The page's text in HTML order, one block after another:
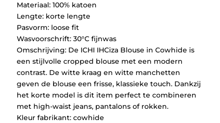
Materiaal: 100% katoen
Lengte: korte lengte
Pasvorm: loose fit
Wasvoorschrift: 30°C fijnwas
Omschrijving: De ICHI IHCiza Blouse in Cowhide is
een stijlvolle cropped blouse met een modern
contrast. De witte kraag en witte manchetten
geven de blouse een frisse, klassieke touch. Dankzij
het korte model is dit item perfect te combineren
met high-waist jeans, pantalons of rokken.
Kleur fabrikant: cowhide